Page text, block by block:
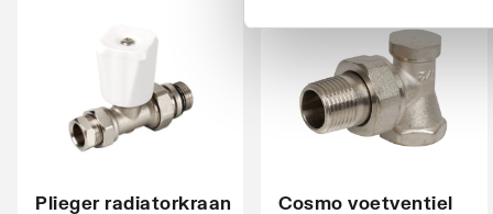
Met bovenbekleding Nee
Nee
Aantal standaard aansluitingen 4
Plieger radiatorkraan
Cosmo voetventiel